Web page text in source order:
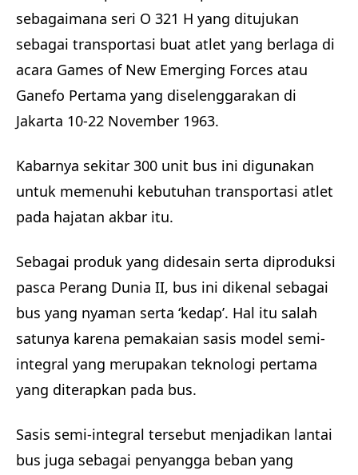
sebagaimana seri O 321 H yang ditujukan
sebagai transportasi buat atlet yang berlaga di
acara Games of New Emerging Forces atau
Ganefo Pertama yang diselenggarakan di
Jakarta 10-22 November 1963.
Kabarnya sekitar 300 unit bus ini digunakan
untuk memenuhi kebutuhan transportasi atlet
pada hajatan akbar itu.
Sebagai produk yang didesain serta diproduksi
pasca Perang Dunia II, bus ini dikenal sebagai
bus yang nyaman serta ‘kedap’. Hal itu salah
satunya karena pemakaian sasis model semi-
integral yang merupakan teknologi pertama
yang diterapkan pada bus.
Sasis semi-integral tersebut menjadikan lantai
bus juga sebagai penyangga beban yang